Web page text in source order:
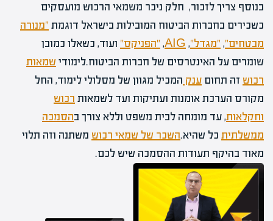
בנוסף צריך לזכור, חלק ניכר משמאי הרכוש מועסקים
כשכירים בחברות הביטוח המובילות בישראל דוגמת "מנורה
מבטחים", "מגדל",
AIG
, "הפניקס" ועוד, כשאלו כמובן
שומרים על האינטרסים של חברות הביטוח.לימודישמאות
רכוש זה תחום ענק המכיל מגוון של מסלולי לימוד, החל
מקורס הערכת אומנות ועתיקות ועד לשמאות רכוש
וחקלאות, עד מומחה לבית משפט וללא צורך בהסמכה
ממשלתית כל שהיא.השכר של שמאי רכוש משתנה וזה תלוי
מאוד בהיקף תעודות ההסמכה שיש לכם.